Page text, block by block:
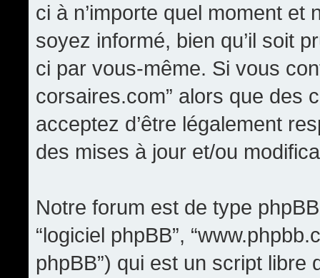
ci à n’importe quel moment
soyez informé, bien qu’il soit
ci par vous-même. Si vous
corsaires.com” alors que des
acceptez d’être légalement
des mises à jour et/ou
Notre forum est de type phpBB
“logiciel phpBB”,
phpBB”) qui est un script